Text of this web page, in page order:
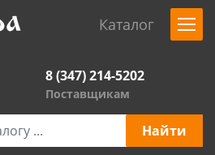
Каталог
8 (347) 214-5202
Поставщикам